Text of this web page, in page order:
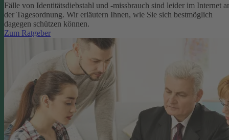
Fälle von Identitätsdiebstahl und -missbrauch sind leider im Internet
der Tagesordnung. Wir erläutern Ihnen, wie Sie sich bestmöglich
dagegen schützen können.
Zum Ratgeber